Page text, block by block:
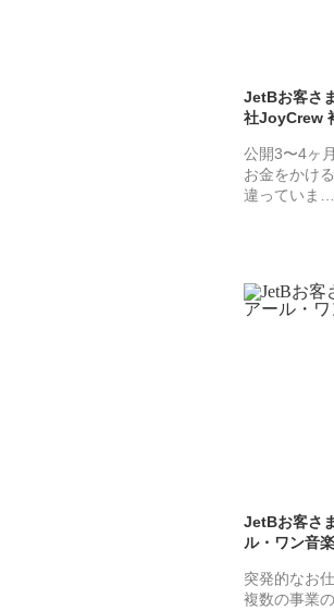
JetBお客さ
社JoyCrew
公開3〜4ヶ
お金をかけ
違っていま…
JetBお客さ
ル・ワン音
突発的なお
複数の事業